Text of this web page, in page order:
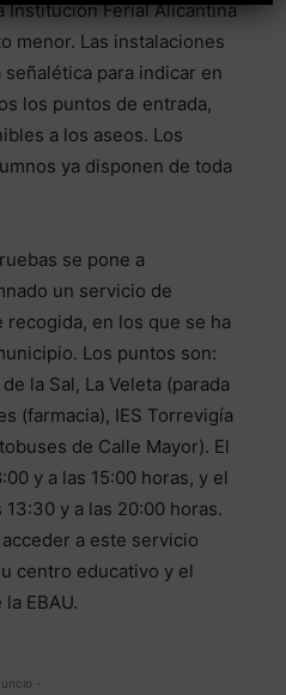
Institución Ferial Alicantina
menor. Las instalaciones
para indicar en
los puntos de entrada,
a los aseos. Los
ya disponen de toda
se pone a
un servicio de
en los que se ha
Los puntos son:
la Sal, La Veleta (parada
(farmacia), IES Torrevigía
de Calle Mayor). El
y a las 15:00 horas, y el
y a las 20:00 horas.
a este servicio
centro educativo y el
EBAU.
-